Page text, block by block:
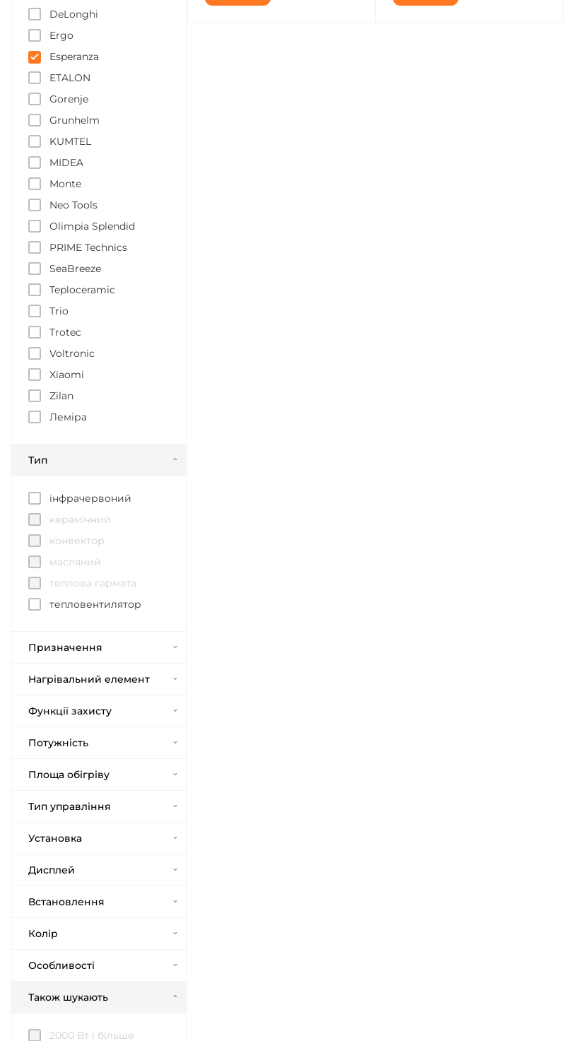
DeLonghi
Ergo
Esperanza
ETALON
Gorenje
Grunhelm
KUMTEL
MIDEA
Monte
Neo Tools
Olimpia Splendid
PRIME Technics
SeaBreeze
Teploceramic
Trio
Trotec
Voltronic
Xiaomi
Zilan
Леміра
Тип
інфрачервоний
керамічний
конвектор
масляний
теплова гармата
тепловентилятор
Призначення
Нагрівальний елемент
Функції захисту
Потужність
Площа обігріву
Тип управління
Установка
Дисплей
Встановлення
Колір
Особливості
Також шукають
2000 Вт і більше